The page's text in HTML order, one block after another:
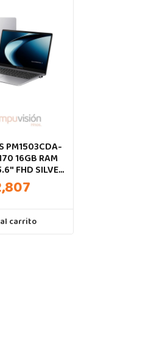
PM1503CDA-
16GB RAM
FHD SILVER
carrito